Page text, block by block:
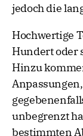
jedoch die
Hochwertige
Hundert oder
Hinzu
unbegrenzt
bestimmten